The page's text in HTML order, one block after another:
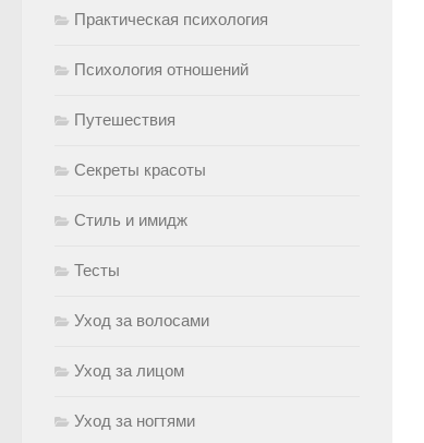
Практическая психология
Психология отношений
Путешествия
Секреты красоты
Стиль и имидж
Тесты
Уход за волосами
Уход за лицом
Уход за ногтями